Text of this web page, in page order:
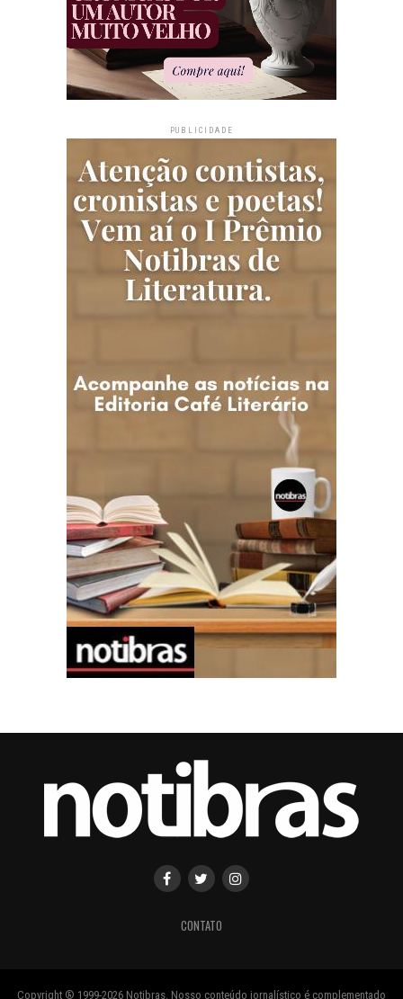
PUBLICIDADE
CONTATO
Copyright ® 1999-2026 Notibras. Nosso conteúdo jornalístico é complementado